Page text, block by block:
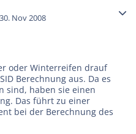
30. Nov 2008
oder Winterreifen drauf
Berechnung aus. Da es
sind, haben sie einen
Das führt zu einer
bei der Berechnung des